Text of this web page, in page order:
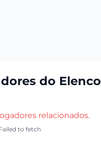
do Elenco
relacionados.
to fetch